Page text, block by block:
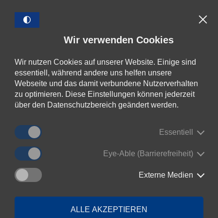
Folgen Sie
uns!
Service Über Uns
Mobiles Trinkwasser:Falls mal kein
Wir verwenden Cookies
Wir nutzen Cookies auf unserer Website. Einige sind
essentiell, während andere uns helfen unsere
Webseite und das damit verbundene Nutzerverhalten
zu optimieren. Diese Einstellungen können jederzeit
über den Datenschutzbereich geändert werden.
Essentiell
Eye-Able (Barrierefreiheit)
Externe Medien
ALLE AKZEPTIEREN